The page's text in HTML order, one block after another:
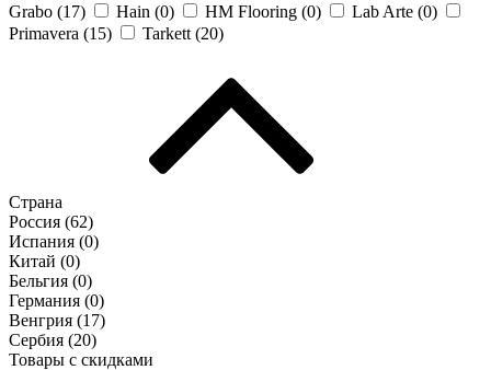
Grabo (17) Hain (0) HM Flooring (0) Lab Arte (0)
Primavera (15) Tarkett (20)
Страна
Россия (62)
Испания (0)
Китай (0)
Бельгия (0)
Германия (0)
Венгрия (17)
Сербия (20)
Товары с скидками